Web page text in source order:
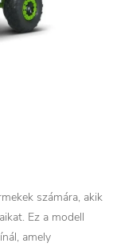
számára, akik
Ez a modell
amely